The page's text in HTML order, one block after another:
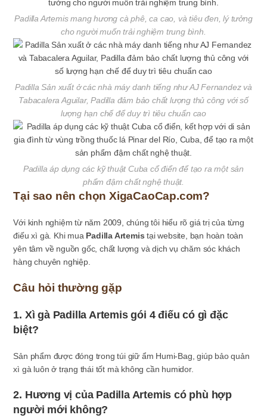
Padilla Artemis mang hương cà phê, ca cao, và tiêu đen, lý tưởng
cho người muốn trải nghiệm trung bình.
Padilla Sản xuất ở các nhà máy danh tiếng như AJ Fernandez và
Tabacalera Aguilar, Padilla đảm bảo chất lượng thủ công với số
lượng hạn chế để duy trì tiêu chuẩn cao
Padilla áp dụng các kỹ thuật Cuba cổ điển để tạo ra một sản
phẩm đậm chất nghệ thuật.
Tại sao nên chọn XigaCaoCap.com?
Với kinh nghiệm từ năm 2009, chúng tôi hiểu rõ giá trị của từng
điếu xì gà. Khi mua Padilla Artemis tại website, bạn hoàn toàn
yên tâm về nguồn gốc, chất lượng và dịch vụ chăm sóc khách
hàng chuyên nghiệp.
Câu hỏi thường gặp
1. Xì gà Padilla Artemis gói 4 điếu có gì đặc
biệt?
Sản phẩm được đóng trong túi giữ ẩm Humi-Bag, giúp bảo quản
xì gà luôn ở trạng thái tốt mà không cần humidor.
2. Hương vị của Padilla Artemis có phù hợp
người mới không?